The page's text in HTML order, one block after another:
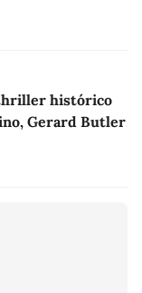
histórico
Gerard Butler